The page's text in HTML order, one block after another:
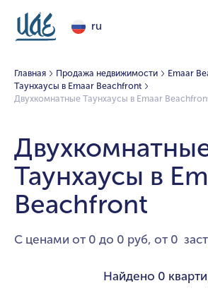
ru
Главная Продажа недвижимости
Emaar
Таунхаусы в Emaar Beachfront
Двухкомнатные Таунхаусы в Emaar
Таунхаусы в
Beachfront
С ценами от 0 до 0 руб, от 0
Найдено 0